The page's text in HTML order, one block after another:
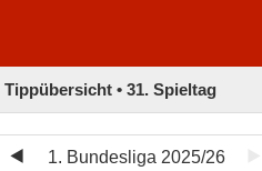
Tippübersicht • 31. Spieltag
1. Bundesliga 2025/26